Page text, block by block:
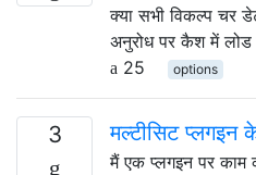
क्या सभी विकल्प चर
अनुरोध पर कैश में लोड
25
options
3 मल्टीसिट प्लगइन
मैं एक प्लगइन पर काम